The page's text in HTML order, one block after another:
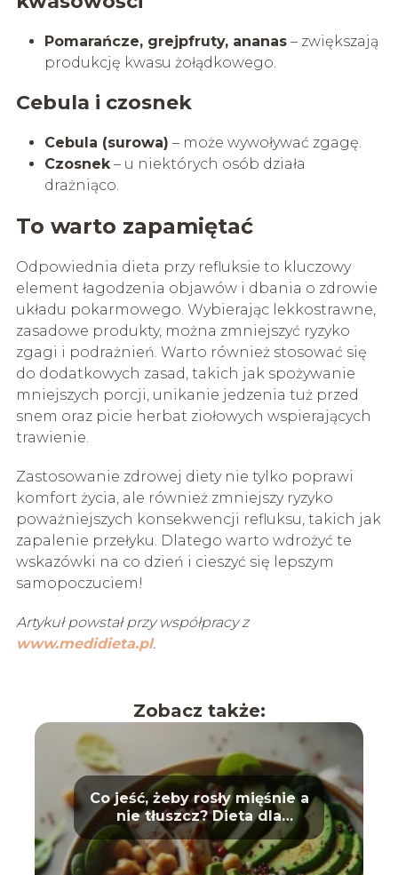
Pomarańcze, grejpfruty, ananas– zwiększają
produkcję kwasu żołądkowego.
Cebula i czosnek
Cebula (surowa) – może wywoływać zgagę.
Czosnek– u niektórych osób działa
drażniąco.
To warto zapamiętać
Odpowiednia dieta przy refluksie to kluczowy
element łagodzenia objawów i dbania o zdrowie
układu pokarmowego. Wybierając lekkostrawne,
zasadowe produkty, można zmniejszyć ryzyko
zgagi i podrażnień. Warto również stosować się
do dodatkowych zasad, takich jak spożywanie
mniejszych porcji, unikanie jedzenia tuż przed
snem oraz picie herbat ziołowych wspierających
trawienie.
Zastosowanie zdrowej diety nie tylko poprawi
komfort życia, ale również zmniejszy ryzyko
poważniejszych konsekwencji refluksu, takich jak
zapalenie przełyku. Dlatego warto wdrożyć te
wskazówki na co dzień i cieszyć się lepszym
samopoczuciem!
Artykuł powstał przy współpracy z
www.medidieta.pl.
Zobacz także:
Co jeść, żeby rosły mięśnie a
nie tłuszcz? Dieta dla
sportowców